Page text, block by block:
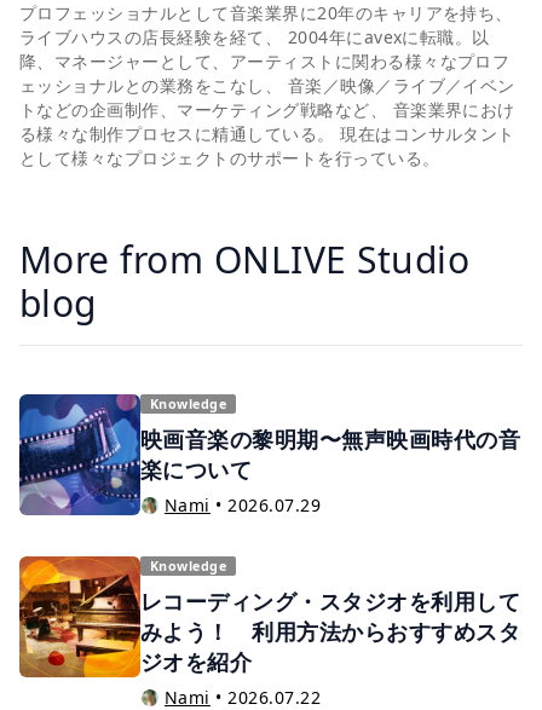
プロフェッショナルとして音楽業界に20年のキャリアを持ち、
ライブハウスの店長経験を経て、 2004年にavexに転職。以
降、マネージャーとして、アーティストに関わる様々なプロフ
ェッショナルとの業務をこなし、 音楽／映像／ライブ／イベン
トなどの企画制作、マーケティング戦略など、 音楽業界におけ
る様々な制作プロセスに精通している。 現在はコンサルタント
として様々なプロジェクトのサポートを行っている。
More from ONLIVE Studio
blog
Knowledge
映画音楽の黎明期〜無声映画時代の音
楽について
Nami •2026.07.29
Knowledge
レコーディング・スタジオを利用して
みよう！ 利用方法からおすすめスタ
ジオを紹介
Nami •2026.07.22